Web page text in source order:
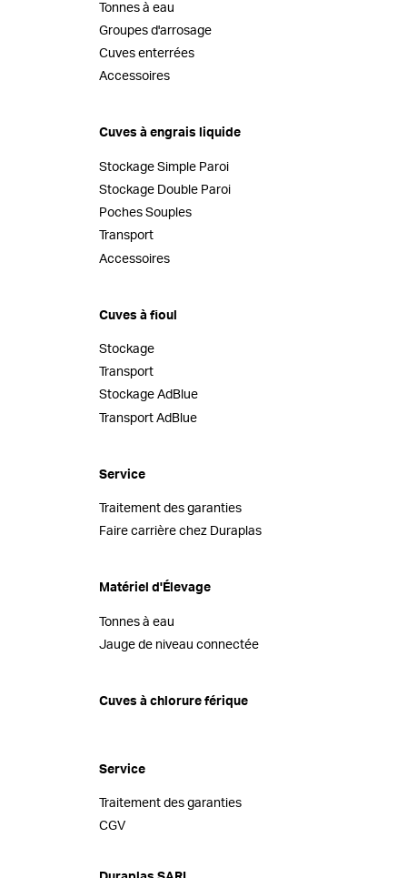
Tonnes à eau
Groupes d'arrosage
Cuves enterrées
Accessoires
Cuves à engrais liquide
Stockage Simple Paroi
Stockage Double Paroi
Poches Souples
Transport
Accessoires
Cuves à fioul
Stockage
Transport
Stockage AdBlue
Transport AdBlue
Service
Traitement des garanties
Faire carrière chez Duraplas
Matériel d'Élevage
Tonnes à eau
Jauge de niveau connectée
Cuves à chlorure férique
Service
Traitement des garanties
CGV